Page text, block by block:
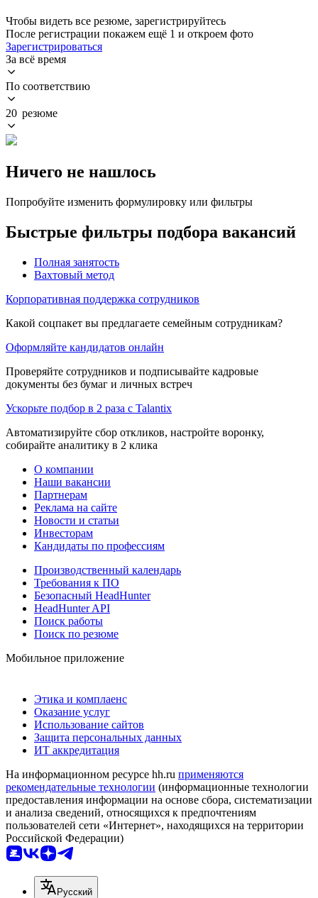
Чтобы видеть все резюме, зарегистрируйтесь
После регистрации покажем ещё 1 и откроем фото
Зарегистрироваться
За всё время
По соответствию
20 резюме
Ничего не нашлось
Попробуйте изменить формулировку или фильтры
Быстрые фильтры подбора вакансий
Полная занятость
Вахтовый метод
Корпоративная поддержка сотрудников
Какой соцпакет вы предлагаете семейным сотрудникам?
Оформляйте кандидатов онлайн
Проверяйте сотрудников и подписывайте кадровые
документы без бумаг и личных встреч
Ускорьте подбор в 2 раза с Talantix
Автоматизируйте сбор откликов, настройте воронку,
собирайте аналитику в 2 клика
О компании
Наши вакансии
Партнерам
Реклама на сайте
Новости и статьи
Инвесторам
Кандидаты по профессиям
Производственный календарь
Требования к ПО
Безопасный HeadHunter
HeadHunter API
Поиск работы
Поиск по резюме
Мобильное приложение
Этика и комплаенс
Оказание услуг
Использование сайтов
Защита персональных данных
ИТ аккредитация
На информационном ресурсе hh.ru применяются
рекомендательные технологии (информационные технологии
предоставления информации на основе сбора, систематизации
и анализа сведений, относящихся к предпочтениям
пользователей сети «Интернет», находящихся на территории
Российской Федерации)
Русский